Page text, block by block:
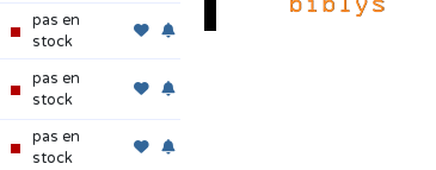
pas en
stock
pas en
stock
pas en
stock